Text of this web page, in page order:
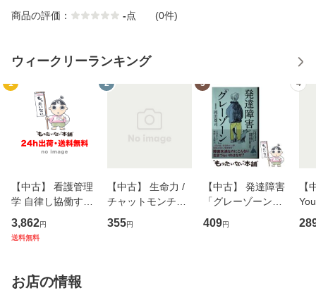
商品の評価： -点 (0件)
ウィークリーランキング
1
【中古】 看護管理
学 自律し協働する
専門職の看護マネ
ジメントスキル 改
恵 藤本幸三 / 南江
堂 [単行
3,862円
送料無料
2
【中古】 生命力 /
チャットモンチー /
キューンレコード
[CD]【メール便送
355円
3
【中古】 発達障害
「グレーゾーン」
その正しい理解と
克服法 (SB新書 57
409円
4
【
のが
お店の情報